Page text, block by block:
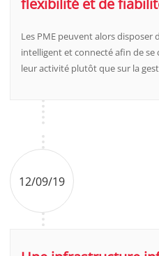
flexibilité et de
Les PME peuvent alors
intelligent et connecté afin de se
leur activité plutôt que sur la
12/09/19